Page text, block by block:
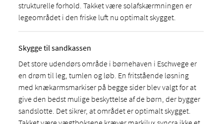
strukturelle forhold. Takket være solafskærmningen er
legeområdet i den friske luft nu optimalt skygget.
Skygge til sandkassen
Det store udendørs område i børnehaven i Eschwege er
en drøm til leg, tumlen og løb. En fritstående løsning
med knækarmsmarkiser på begge sider blev valgt for at
give den bedst mulige beskyttelse af de børn, der bygger
sandslotte. Det sikrer, at området er optimalt skygget.